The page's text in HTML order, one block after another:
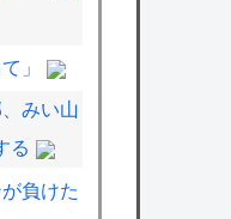
」
みい山
る
負けた